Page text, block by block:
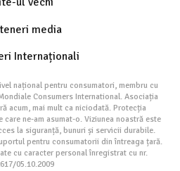
media
Internaționali
național pentru consumatori, membru cu
Consumers International. Asociația
acum, mai mult ca niciodată. Protecția
ne-am asumat-o. Viziunea noastră este
la siguranță, bunuri și servicii durabile.
pentru consumatorii din întreaga țară.
cu caracter personal înregistrat cu nr.
05.10.2009